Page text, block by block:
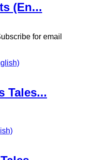
(En...
for email
Tales...